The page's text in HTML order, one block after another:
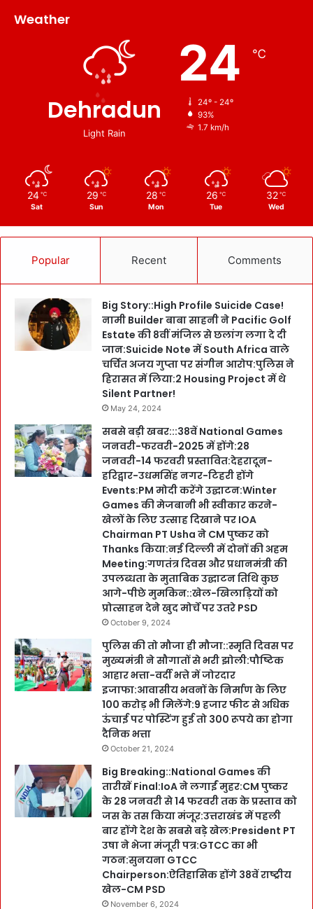
Weather
Dehradun
Light Rain
24 ℃
24º - 24º
93%
1.7 km/h
24 ℃
Sat
29 ℃
Sun
28 ℃
Mon
26 ℃
Tue
32 ℃
Wed
Popular Recent Comments
Big Story::High Profile Suicide Case!
नामी Builder बाबा साहनी ने Pacific Golf
Estate की 8वीं मंजिल से छलांग लगा दे दी
जान:Suicide Note में South Africa वाले
चर्चित अजय गुप्ता पर संगीन आरोप:पुलिस ने
हिरासत में लिया:2 Housing Project में थे
Silent Partner!
May 24, 2024
सबसे बड़ी खबर:::38वें National Games
जनवरी-फरवरी-2025 में होंगे:28
जनवरी-14 फरवरी प्रस्तावित:देहरादून-
हरिद्वार-उधमसिंह नगर-टिहरी होंगे
Events:PM मोदी करेंगे उद्घाटन:Winter
Games की मेजबानी भी स्वीकार करने-
खेलों के लिए उत्साह दिखाने पर IOA
Chairman PT Usha ने CM पुष्कर को
Thanks किया:नई दिल्ली में दोनों की अहम
Meeting:गणतंत्र दिवस और प्रधानमंत्री की
उपलब्धता के मुताबिक उद्घाटन तिथि कुछ
आगे-पीछे मुमकिन::खेल-खिलाड़ियों को
प्रोत्साहन देने खुद मोर्चे पर उतरे PSD
October 9, 2024
पुलिस की तो मौजा ही मौजा::स्मृति दिवस पर
मुख्यमंत्री ने सौगातों से भरी झोली:पौष्टिक
आहार भत्ता-वर्दी भत्ते में जोरदार
इजाफा:आवासीय भवनों के निर्माण के लिए
100 करोड़ भी मिलेंगे:9 हजार फीट से अधिक
ऊंचाई पर पोस्टिंग हुई तो 300 रूपये का होगा
दैनिक भत्ता
October 21, 2024
Big Breaking::National Games की
तारीखें Final:IoA ने लगाईं मुहर:CM पुष्कर
के 28 जनवरी से 14 फरवरी तक के प्रस्ताव को
जस के तस किया मंजूर:उत्तराखंड में पहली
बार होंगे देश के सबसे बड़े खेल:President PT
उषा ने भेजा मंजूरी पत्र:GTCC का भी
गठन:सुनयना GTCC
Chairperson:ऐतिहासिक होंगे 38वें राष्ट्रीय
खेल-CM PSD
November 6, 2024